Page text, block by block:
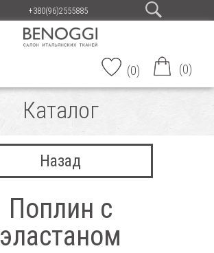
+380(96)2555885
(0) (0)
Каталог
Назад
Поплин с
эластаном